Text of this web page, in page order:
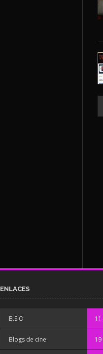
ENLACES
B.S.O 11
Blogs de cine 19